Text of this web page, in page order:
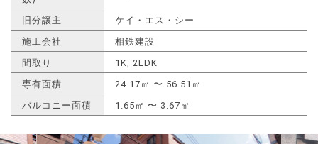
旧分譲主
ケイ・エス・シー
施工会社
相鉄建設
間取り
1K, 2LDK
専有面積
24.17㎡ 〜 56.51㎡
バルコニー面積
1.65㎡ 〜 3.67㎡